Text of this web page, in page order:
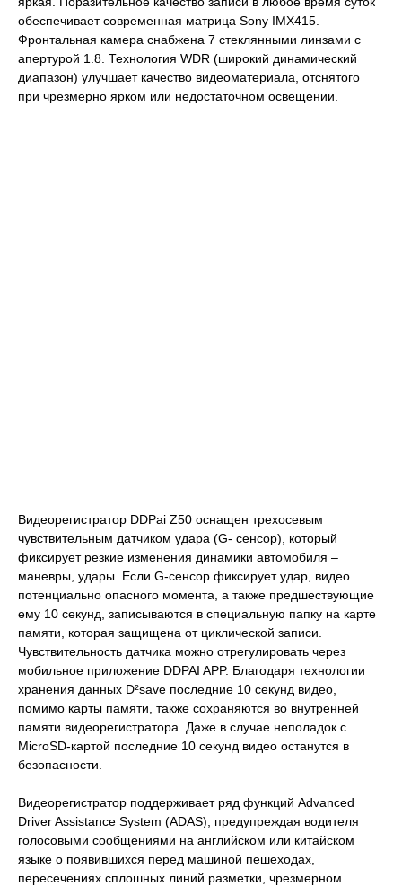
обеспечивает современная матрица Sony IMX415.
Фронтальная камера снабжена 7 стеклянными линзами c
апертурой 1.8. Технология WDR (широкий динамический
диапазон) улучшает качество видеоматериала, отснятого
при чрезмерно ярком или недостаточном освещении.
Видеорегистратор DDPai Z50 оснащен трехосевым
чувствительным датчиком удара (G- сенсор), который
фиксирует резкие изменения динамики автомобиля –
маневры, удары. Если G-сенсор фиксирует удар, видео
потенциально опасного момента, а также предшествующие
ему 10 секунд, записываются в специальную папку на карте
памяти, которая защищена от циклической записи.
Чувствительность датчика можно отрегулировать через
мобильное приложение DDPAI APP. Благодаря технологии
хранения данных D²save последние 10 секунд видео,
помимо карты памяти, также сохраняются во внутренней
памяти видеорегистратора. Даже в случае неполадок с
MicroSD-картой последние 10 секунд видео останутся в
безопасности.
Видеорегистратор поддерживает ряд функций Advanced
Driver Assistance System (ADAS), предупреждая водителя
голосовыми сообщениями на английском или китайском
языке о появившихся перед машиной пешеходах,
пересечениях сплошных линий разметки, чрезмерном